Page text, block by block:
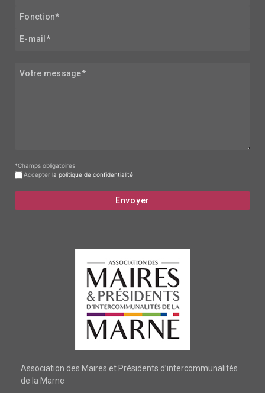
Association des Maires et Présidents d’intercommunalités
de la Marne
*Champs obligatoires
Accepter la politique de confidentialité